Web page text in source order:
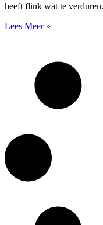
heeft flink wat te
Lees Meer »